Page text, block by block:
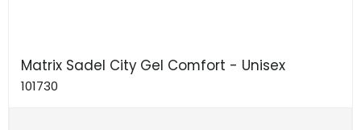
Matrix Sadel City Gel Comfort - Unisex
101730